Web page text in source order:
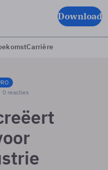
Download
Carrière
0 reacties